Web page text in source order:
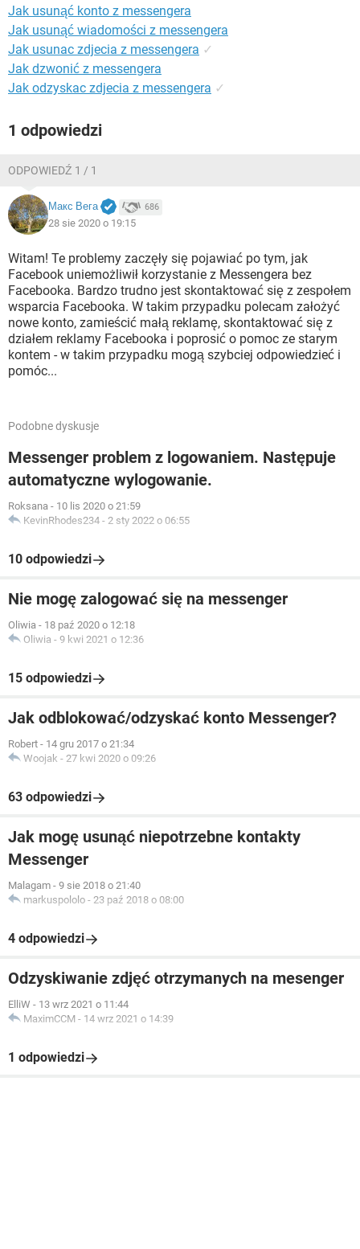
Jak usunąć konto z messengera
Jak usunąć wiadomości z messengera
Jak usunac zdjecia z messengera ✓
Jak dzwonić z messengera
Jak odzyskac zdjecia z messengera ✓
1 odpowiedzi
ODPOWIEDŹ 1 / 1
Макс Вега 686
28 sie 2020 o 19:15
Witam! Te problemy zaczęły się pojawiać po tym, jak
Facebook uniemożliwił korzystanie z Messengera bez
Facebooka. Bardzo trudno jest skontaktować się z zespołem
wsparcia Facebooka. W takim przypadku polecam założyć
nowe konto, zamieścić małą reklamę, skontaktować się z
działem reklamy Facebooka i poprosić o pomoc ze starym
kontem - w takim przypadku mogą szybciej odpowiedzieć i
pomóc...
Podobne dyskusje
Messenger problem z logowaniem. Następuje
automatyczne wylogowanie.
Roksana - 10 lis 2020 o 21:59
KevinRhodes234 - 2 sty 2022 o 06:55
10 odpowiedzi
Nie mogę zalogować się na messenger
Oliwia - 18 paź 2020 o 12:18
Oliwia - 9 kwi 2021 o 12:36
15 odpowiedzi
Jak odblokować/odzyskać konto Messenger?
Robert - 14 gru 2017 o 21:34
Woojak - 27 kwi 2020 o 09:26
63 odpowiedzi
Jak mogę usunąć niepotrzebne kontakty
Messenger
Malagam - 9 sie 2018 o 21:40
markuspololo - 23 paź 2018 o 08:00
4 odpowiedzi
Odzyskiwanie zdjęć otrzymanych na mesenger
ElliW - 13 wrz 2021 o 11:44
MaximCCM - 14 wrz 2021 o 14:39
1 odpowiedzi